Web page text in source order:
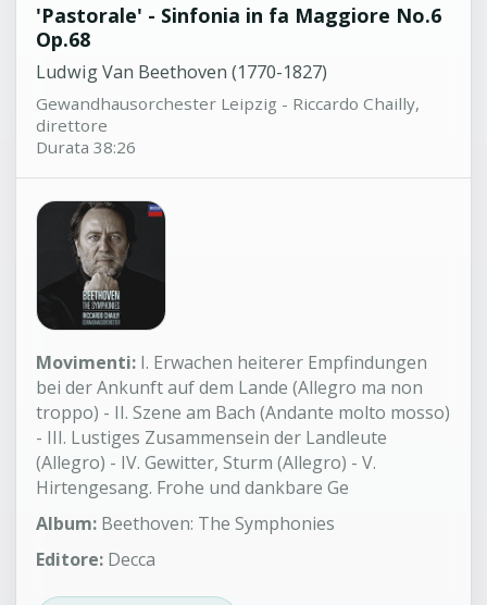
'Pastorale' - Sinfonia in fa Maggiore No.6
Op.68
Ludwig Van Beethoven (1770-1827)
Gewandhausorchester Leipzig - Riccardo Chailly,
direttore
Durata 38:26
Movimenti: I. Erwachen heiterer Empfindungen
bei der Ankunft auf dem Lande (Allegro ma non
troppo) - II. Szene am Bach (Andante molto mosso)
- III. Lustiges Zusammensein der Landleute
(Allegro) - IV. Gewitter, Sturm (Allegro) - V.
Hirtengesang. Frohe und dankbare Ge
Album: Beethoven: The Symphonies
Editore: Decca